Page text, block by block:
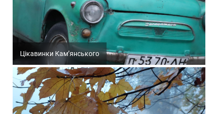
Цікавинки Кам’янського